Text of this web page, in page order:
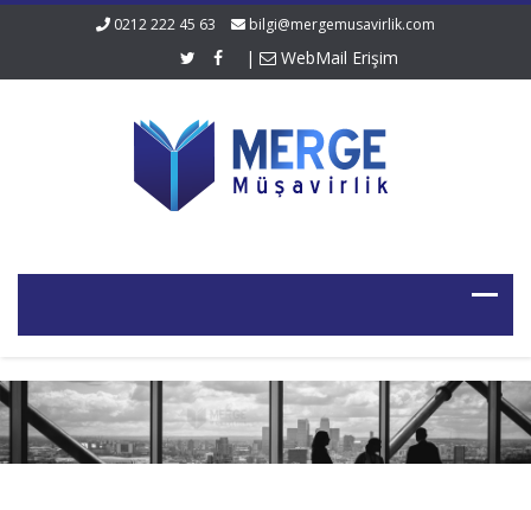
0212 222 45 63 bilgi@mergemusavirlik.com
| WebMail Erişim